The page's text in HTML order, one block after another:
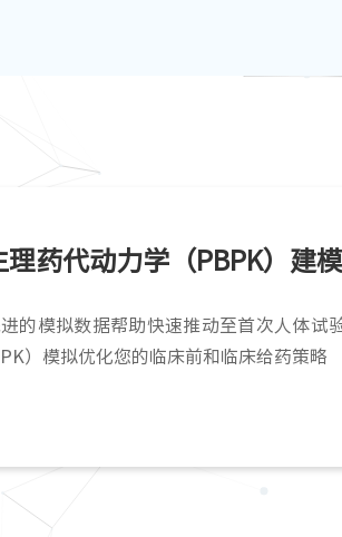
理药代动力学（PBPK）建模
的模拟数据帮助快速推动至首次人体试
PK）模拟优化您的临床前和临床给药策略